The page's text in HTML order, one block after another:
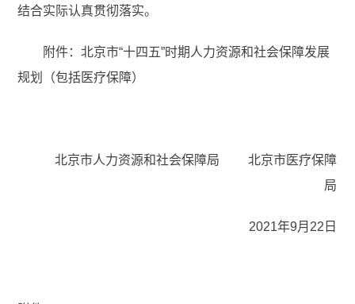
结合实际认真贯彻落实。
附件：北京市“十四五”时期人力资源和社会保障发展
规划（包括医疗保障）
北京市人力资源和社会保障局 北京市医疗保障
局
2021年9月22日